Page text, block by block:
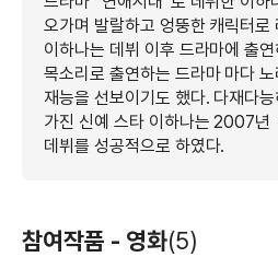
오가며 발랄하고 엉뚱한 캐릭터로
이하나는 데뷔 이후 드라마에 출
목소리로 출연하는 드라마 마다
재능을 선보이기도 했다. 다재다
가진 신예 스타 이하나는 2007년
데뷔를 성공적으로 하였다.
참여작품 - 영화(5)